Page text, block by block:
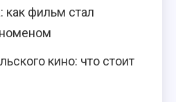
как фильм стал
кино: что стоит